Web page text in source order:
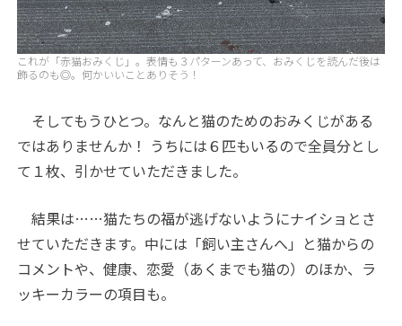
これが「赤猫おみくじ」。表情も３パターンあって、おみくじを読んだ後は
飾るのも◎。何かいいことありそう！
そしてもうひとつ。なんと猫のためのおみくじがある
ではありませんか！ うちには６匹もいるので全員分とし
て１枚、引かせていただきました。
結果は……猫たちの福が逃げないようにナイショとさ
せていただきます。中には「飼い主さんへ」と猫からの
コメントや、健康、恋愛（あくまでも猫の）のほか、ラ
ッキーカラーの項目も。